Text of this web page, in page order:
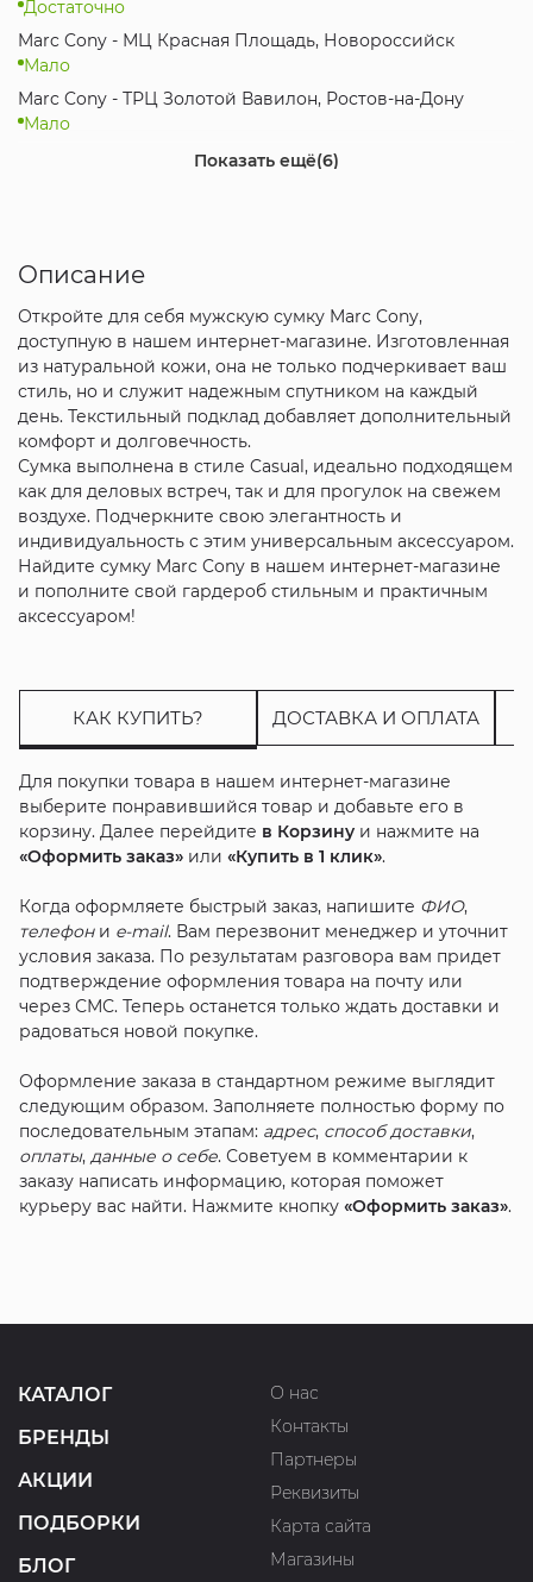
Достаточно
Marc Cony - МЦ Красная Площадь, Новороссийск
Мало
Marc Cony - ТРЦ Золотой Вавилон, Ростов-на-Дону
Мало
Marc Cony - МЦ Коsмос, Ставрополь
Marc Cony - ТЦ МЕГА Ростов-на-Дону, Аксай
Marc Cony - ТРЦ Вершина PLAZA, Пятигорск
Достаточно
Marc Cony - ТРК Мегамаг, Ростов-на-Дону
Достаточно
Интернет-магазин
Достаточно
Показать ещё(6)
Описание
Откройте для себя мужскую сумку Marc Cony,
доступную в нашем интернет-магазине. Изготовленная
из натуральной кожи, она не только подчеркивает ваш
стиль, но и служит надежным спутником на каждый
день. Текстильный подклад добавляет дополнительный
комфорт и долговечность.
Сумка выполнена в стиле Casual, идеально подходящем
как для деловых встреч, так и для прогулок на свежем
воздухе. Подчеркните свою элегантность и
индивидуальность с этим универсальным аксессуаром.
Найдите сумку Marc Cony в нашем интернет-магазине
и пополните свой гардероб стильным и практичным
аксессуаром!
КАК КУПИТЬ? ДОСТАВКА И ОПЛАТА
Для покупки товара в нашем интернет-магазине
выберите понравившийся товар и добавьте его в
корзину. Далее перейдите в Корзинуи нажмите на
«Оформить заказ»или «Купить в 1 клик».
Когда оформляете быстрый заказ, напишите ФИО,
телефони e-mail. Вам перезвонит менеджер и уточнит
условия заказа. По результатам разговора вам придет
подтверждение оформления товара на почту или
через СМС. Теперь останется только ждать доставки и
радоваться новой покупке.
Оформление заказа в стандартном режиме выглядит
следующим образом. Заполняете полностью форму по
последовательным этапам: адрес, способ доставки,
оплаты, данные о себе. Советуем в комментарии к
заказу написать информацию, которая поможет
курьеру вас найти. Нажмите кнопку «Оформить заказ».
КАТАЛОГ
БРЕНДЫ
АКЦИИ
ПОДБОРКИ
БЛОГ
О нас
Контакты
Партнеры
Реквизиты
Карта сайта
Магазины